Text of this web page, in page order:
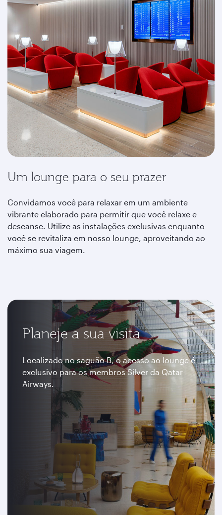
Um lounge para o seu prazer
Convidamos você para relaxar em um ambiente
vibrante elaborado para permitir que você relaxe e
descanse. Utilize as instalações exclusivas enquanto
você se revitaliza em nosso lounge, aproveitando ao
máximo sua viagem.
Planeje a sua visita
Localizado no saguão B, o acesso ao lounge é
exclusivo para os membros Silver da Qatar
Airways.